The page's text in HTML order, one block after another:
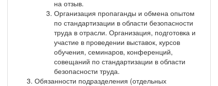
на отзыв.
Организация пропаганды и обмена опытом
по стандартизации в области безопасности
труда в отрасли. Организация, подготовка и
участие в проведении выставок, курсов
обучения, семинаров, конференций,
совещаний по стандартизации в области
безопасности труда.
Обязанности подразделения (отдельных